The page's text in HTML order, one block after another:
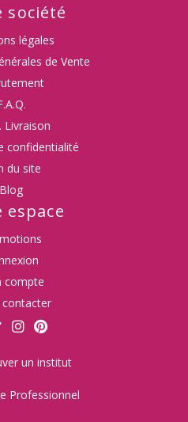
société
légales
de Vente
Livraison
confidentialité
du site
Blog
espace
compte
un institut
Professionnel